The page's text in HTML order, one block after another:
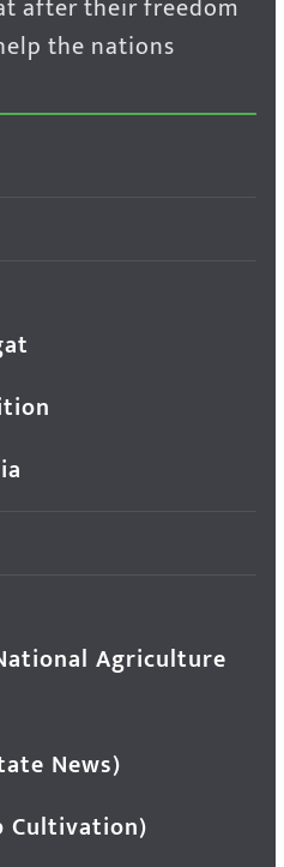
the nations
(National Agriculture
News)
Cultivation)